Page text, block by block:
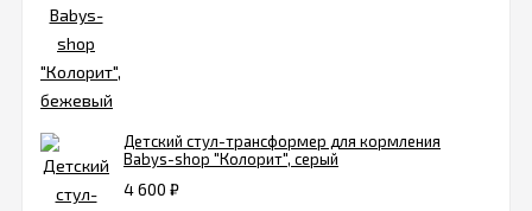
Детский стул-трансформер для кормления
Babys-shop "Колорит", серый
4 600 ₽